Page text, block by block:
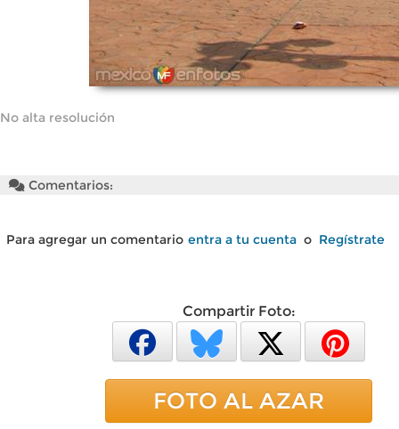
No alta resolución
Comentarios:
Para agregar un comentario entra a tu cuenta o Regístrate
Compartir Foto:
FOTO AL AZAR